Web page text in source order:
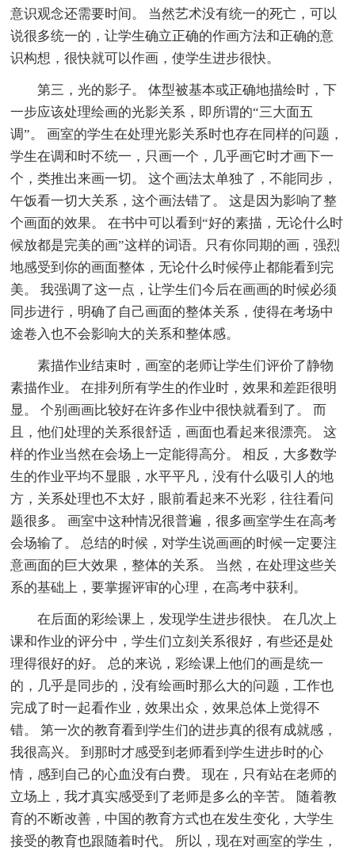
意识观念还需要时间。 当然艺术没有统一的死亡，可以
说很多统一的，让学生确立正确的作画方法和正确的意
识构想，很快就可以作画，使学生进步很快。
第三，光的影子。 体型被基本或正确地描绘时，下
一步应该处理绘画的光影关系，即所谓的“三大面五
调”。 画室的学生在处理光影关系时也存在同样的问题，
学生在调和时不统一，只画一个，几乎画它时才画下一
个，类推出来画一切。 这个画法太单独了，不能同步，
午饭看一切大关系，这个画法错了。 这是因为影响了整
个画面的效果。 在书中可以看到“好的素描，无论什么时
候放都是完美的画”这样的词语。只有你同期的画，强烈
地感受到你的画面整体，无论什么时候停止都能看到完
美。 我强调了这一点，让学生们今后在画画的时候必须
同步进行，明确了自己画面的整体关系，使得在考场中
途卷入也不会影响大的关系和整体感。
素描作业结束时，画室的老师让学生们评价了静物
素描作业。 在排列所有学生的作业时，效果和差距很明
显。 个别画画比较好在许多作业中很快就看到了。 而
且，他们处理的关系很舒适，画面也看起来很漂亮。 这
样的作业当然在会场上一定能得高分。 相反，大多数学
生的作业平均不显眼，水平平凡，没有什么吸引人的地
方，关系处理也不太好，眼前看起来不光彩，往往看问
题很多。 画室中这种情况很普遍，很多画室学生在高考
会场输了。 总结的时候，对学生说画画的时候一定要注
意画面的巨大效果，整体的关系。 当然，在处理这些关
系的基础上，要掌握评审的心理，在高考中获利。
在后面的彩绘课上，发现学生进步很快。 在几次上
课和作业的评分中，学生们立刻关系很好，有些还是处
理得很好的好。 总的来说，彩绘课上他们的画是统一
的，几乎是同步的，没有绘画时那么大的问题，工作也
完成了时一起看作业，效果出众，效果总体上觉得不
错。 第一次的教育看到学生们的进步真的很有成就感，
我很高兴。 到那时才感受到老师看到学生进步时的心
情，感到自己的心血没有白费。 现在，只有站在老师的
立场上，我才真实感受到了老师是多么的辛苦。 随着教
育的不断改善，中国的教育方式也在发生变化，大学生
接受的教育也跟随着时代。 所以，现在对画室的学生，